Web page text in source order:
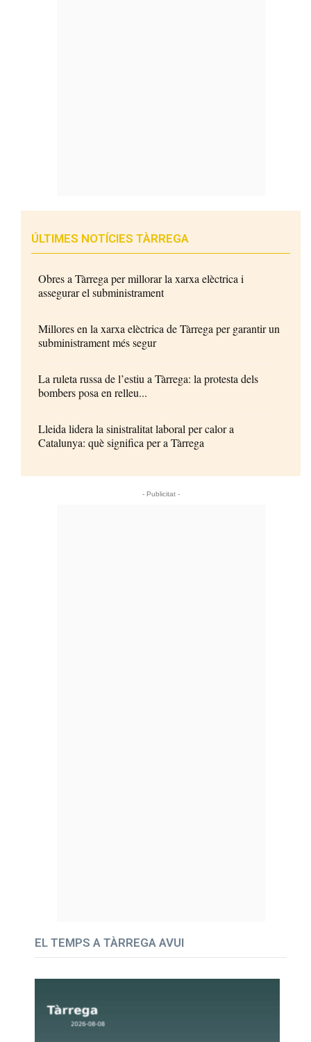
ÚLTIMES NOTÍCIES TÀRREGA
Obres a Tàrrega per millorar la xarxa elèctrica i
assegurar el subministrament
Millores en la xarxa elèctrica de Tàrrega per garantir un
subministrament més segur
La ruleta russa de l’estiu a Tàrrega: la protesta dels
bombers posa en relleu...
Lleida lidera la sinistralitat laboral per calor a
Catalunya: què significa per a Tàrrega
- Publicitat -
EL TEMPS A TÀRREGA AVUI